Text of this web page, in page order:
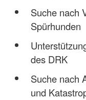
Suche nach
Spürhunden
des DRK
Suche nach
und